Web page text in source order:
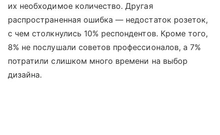
их необходимое количество. Другая
распространенная ошибка — недостаток розеток,
с чем столкнулись 10% респондентов. Кроме того,
8% не послушали советов профессионалов, а 7%
потратили слишком много времени на выбор
дизайна.